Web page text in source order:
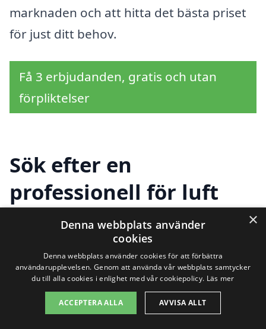
marknaden och att hitta det bästa priset
för just ditt behov.
Få 3 erbjudanden, gratis och utan
förpliktelser
Sök efter en
professionell för luft
luft värmepump i andra
städer nära Köinge
Att hitta rätt hjälp för installation av en
luft luft värmepump i Köingekan ibland
×
Denna webbplats använder
cookies
Denna webbplats använder cookies för att förbättra
användarupplevelsen. Genom att använda vår webbplats samtycker
du till alla cookies i enlighet med vår cookiepolicy. Läs mer
ACCEPTERA ALLA AVVISA ALLT